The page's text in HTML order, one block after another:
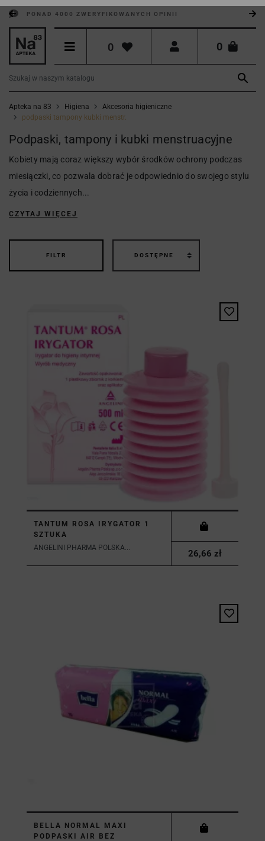
PONAD 4000 ZWERYFIKOWANYCH OPINII
0 0

Apteka na 83 Higiena
Akcesoria higieniczne
podpaski tampony kubki menstr.
Podpaski, tampony i kubki menstruacyjne
Kobiety mają coraz większy wybór środków ochrony podczas
miesiączki, co pozwala dobrać je odpowiednio do swojego stylu
życia i codziennych...
CZYTAJ WIĘCEJ
FILTR
TANTUM ROSA IRYGATOR 1
SZTUKA
ANGELINI PHARMA POLSKA...
26,66 zł
BELLA NORMAL MAXI
PODPASKI AIR BEZ